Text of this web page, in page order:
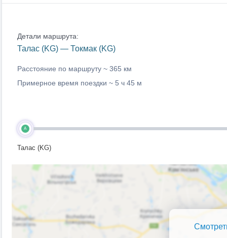
Детали маршрута:
Талас (KG) — Токмак (KG)
Расстояние по маршруту ~ 365 км
Примерное время поездки ~ 5 ч 45 м
A
Талас (KG)